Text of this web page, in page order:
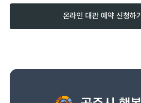
온라인 대관 예약 신청하기